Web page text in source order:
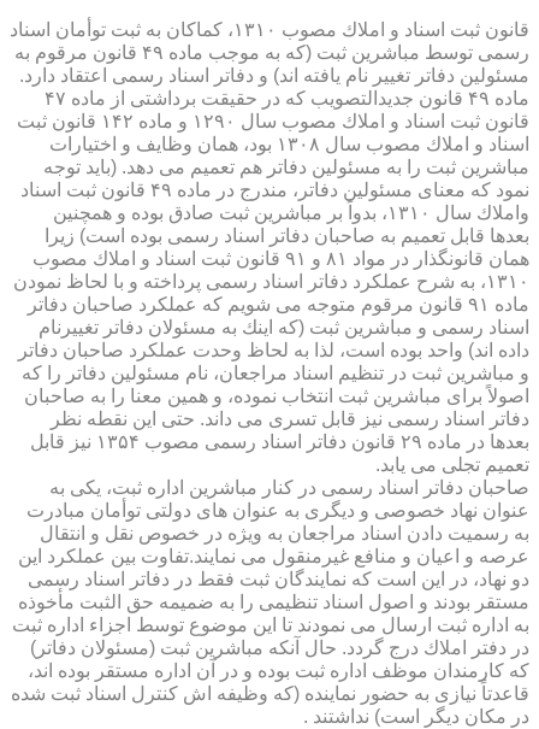
قانون ثبت اسناد و املاك مصوب ۱۳۱۰، كماكان به ثبت توأمان اسناد
رسمی توسط مباشرین ثبت (كه به موجب ماده ۴۹ قانون مرقوم به
مسئولین دفاتر تغییر نام یافته اند) و دفاتر اسناد رسمی اعتقاد دارد.
ماده ۴۹ قانون جدیدالتصویب كه در حقیقت برداشتی از ماده ۴۷
قانون ثبت اسناد و املاك مصوب سال ۱۲۹۰ و ماده ۱۴۲ قانون ثبت
اسناد و املاك مصوب سال ۱۳۰۸ بود، همان وظایف و اختیارات
مباشرین ثبت را به مسئولین دفاتر هم تعمیم می دهد. (باید توجه
نمود كه معنای مسئولین دفاتر، مندرج در ماده ۴۹ قانون ثبت اسناد
واملاك سال ۱۳۱۰، بدواً بر مباشرین ثبت صادق بوده و همچنین
بعدها قابل تعمیم به صاحبان دفاتر اسناد رسمی بوده است) زیرا
همان قانونگذار در مواد ۸۱ و ۹۱ قانون ثبت اسناد و املاك مصوب
۱۳۱۰، به شرح عملكرد دفاتر اسناد رسمی پرداخته و با لحاظ نمودن
ماده ۹۱ قانون مرقوم متوجه می شویم كه عملكرد صاحبان دفاتر
اسناد رسمی و مباشرین ثبت (كه اینك به مسئولان دفاتر تغییرنام
داده اند) واحد بوده است، لذا به لحاظ وحدت عملكرد صاحبان دفاتر
و مباشرین ثبت در تنظیم اسناد مراجعان، نام مسئولین دفاتر را كه
اصولاً برای مباشرین ثبت انتخاب نموده، و همین معنا را به صاحبان
دفاتر اسناد رسمی نیز قابل تسری می داند. حتی این نقطه نظر
بعدها در ماده ۲۹ قانون دفاتر اسناد رسمی مصوب ۱۳۵۴ نیز قابل
تعمیم تجلی می یابد.
صاحبان دفاتر اسناد رسمی در كنار مباشرین اداره ثبت، یكی به
عنوان نهاد خصوصی و دیگری به عنوان های دولتی توأمان مبادرت
به رسمیت دادن اسناد مراجعان به ویژه در خصوص نقل و انتقال
عرصه و اعیان و منافع غیرمنقول می نمایند.تفاوت بین عملكرد این
دو نهاد، در این است كه نمایندگان ثبت فقط در دفاتر اسناد رسمی
مستقر بودند و اصول اسناد تنظیمی را به ضمیمه حق الثبت مأخوذه
به اداره ثبت ارسال می نمودند تا این موضوع توسط اجزاء اداره ثبت
در دفتر املاك درج گردد. حال آنكه مباشرین ثبت (مسئولان دفاتر)
كه كارمندان موظف اداره ثبت بوده و در آن اداره مستقر بوده اند،
قاعدتاً نیازی به حضور نماینده (كه وظیفه اش كنترل اسناد ثبت شده
در مكان دیگر است) نداشتند .